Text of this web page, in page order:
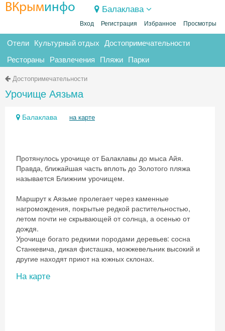
ВКрыминфо Балаклава
Вход Регистрация Избранное Просмотры
Отели Культурный отдых Достопримечательности
Рестораны Развлечения Пляжи Парки
Достопримечательности
Урочище Аязьма
Балаклава на карте
Протянулось урочище от Балаклавы до мыса Айя.
Правда, ближайшая часть вплоть до Золотого пляжа
называется Ближним урочищем.
Маршрут к Аязьме пролегает через каменные
нагромождения, покрытые редкой растительностью,
летом почти не скрывающей от солнца, а осенью от
дождя.
Урочище богато редкими породами деревьев: сосна
Станкевича, дикая фисташка, можжевельник высокий и
другие находят приют на южных склонах.
На карте